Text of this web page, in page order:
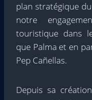
plan stratégique
notre
touristique dans
que Palma et en
Pep Cañellas.
Depuis sa